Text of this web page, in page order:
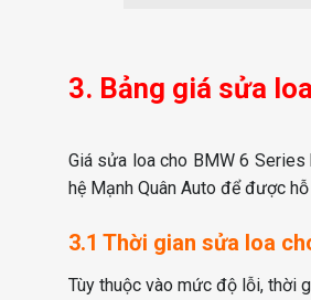
3. Bảng giá sửa
Giá sửa loa cho BMW 6
hệ Mạnh Quân Auto để được
3.1 Thời gian sửa loa
Tùy thuộc vào mức độ lỗi, thời